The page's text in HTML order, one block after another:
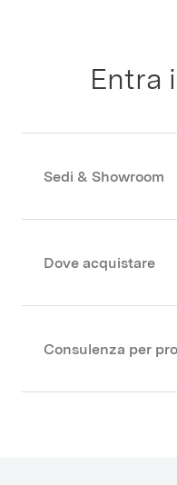
Entra
Sedi & Showroom
Dove acquistare
Consulenza per